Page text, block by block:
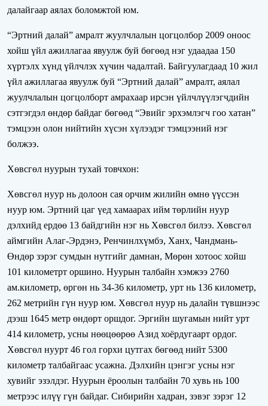
далайгаар аялах боломжтой юм.
“Эртний далай” амралт жуулчлалын цогцолбор 2009 оноос
хойш үйл ажиллагаа явуулж буй бөгөөд нэг удаадаа 150
хүртэлх хүнд үйлчлэх хүчин чадалтай. Байгуулагдаад 10 жил
үйл ажиллагаа явуулж буй “Эртний далай” амралт, аялал
жуулчлалын цогцолборт амрахаар ирсэн үйлчлүүлэгчдийн
сэтгэгдэл өндөр байдаг бөгөөд “Эвийг эрхэмлэгч гоо хатан”
тэмцээн олон нийтийн хүсэн хүлээдэг тэмцээний нэг
болжээ.
Хөвсгөл нуурын тухай товчхон:
Хөвсгөл нуур нь долоон сая орчим жилийн өмнө үүссэн
нуур юм. Эртний цаг үед хамаарах ийм төрлийн нуур
дэлхийд ердөө 13 байдгийн нэг нь Хөвсгөл билээ. Хөвсгөл
аймгийн Алаг-Эрдэнэ, Ренчинлхүмбэ, Ханх, Чандмань-
Өндөр зэрэг сумдын нутгийг дамнан, Мөрөн хотоос хойш
101 километрт оршино. Нуурын талбайн хэмжээ 2760
ам.километр, өргөн нь 34-36 километр, урт нь 136 километр,
262 метрийн гүн нуур юм. Хөвсгөл нуур нь далайн түвшнээс
дээш 1645 метр өндөрт оршдог. Эргийн шугамын нийт урт
414 километр, усны нөөцөөрөө Азид хоёрдугаарт ордог.
Хөвсгөл нуурт 46 гол горхи цутгах бөгөөд нийт 5300
километр талбайгаас усажна. Дэлхийн цэнгэг усны нэг
хувийг эзэлдэг. Нуурын ёроолын талбайн 70 хувь нь 100
метрээс илүү гүн байдаг. Сибирийн хадран, зэвэг зэрэг 12